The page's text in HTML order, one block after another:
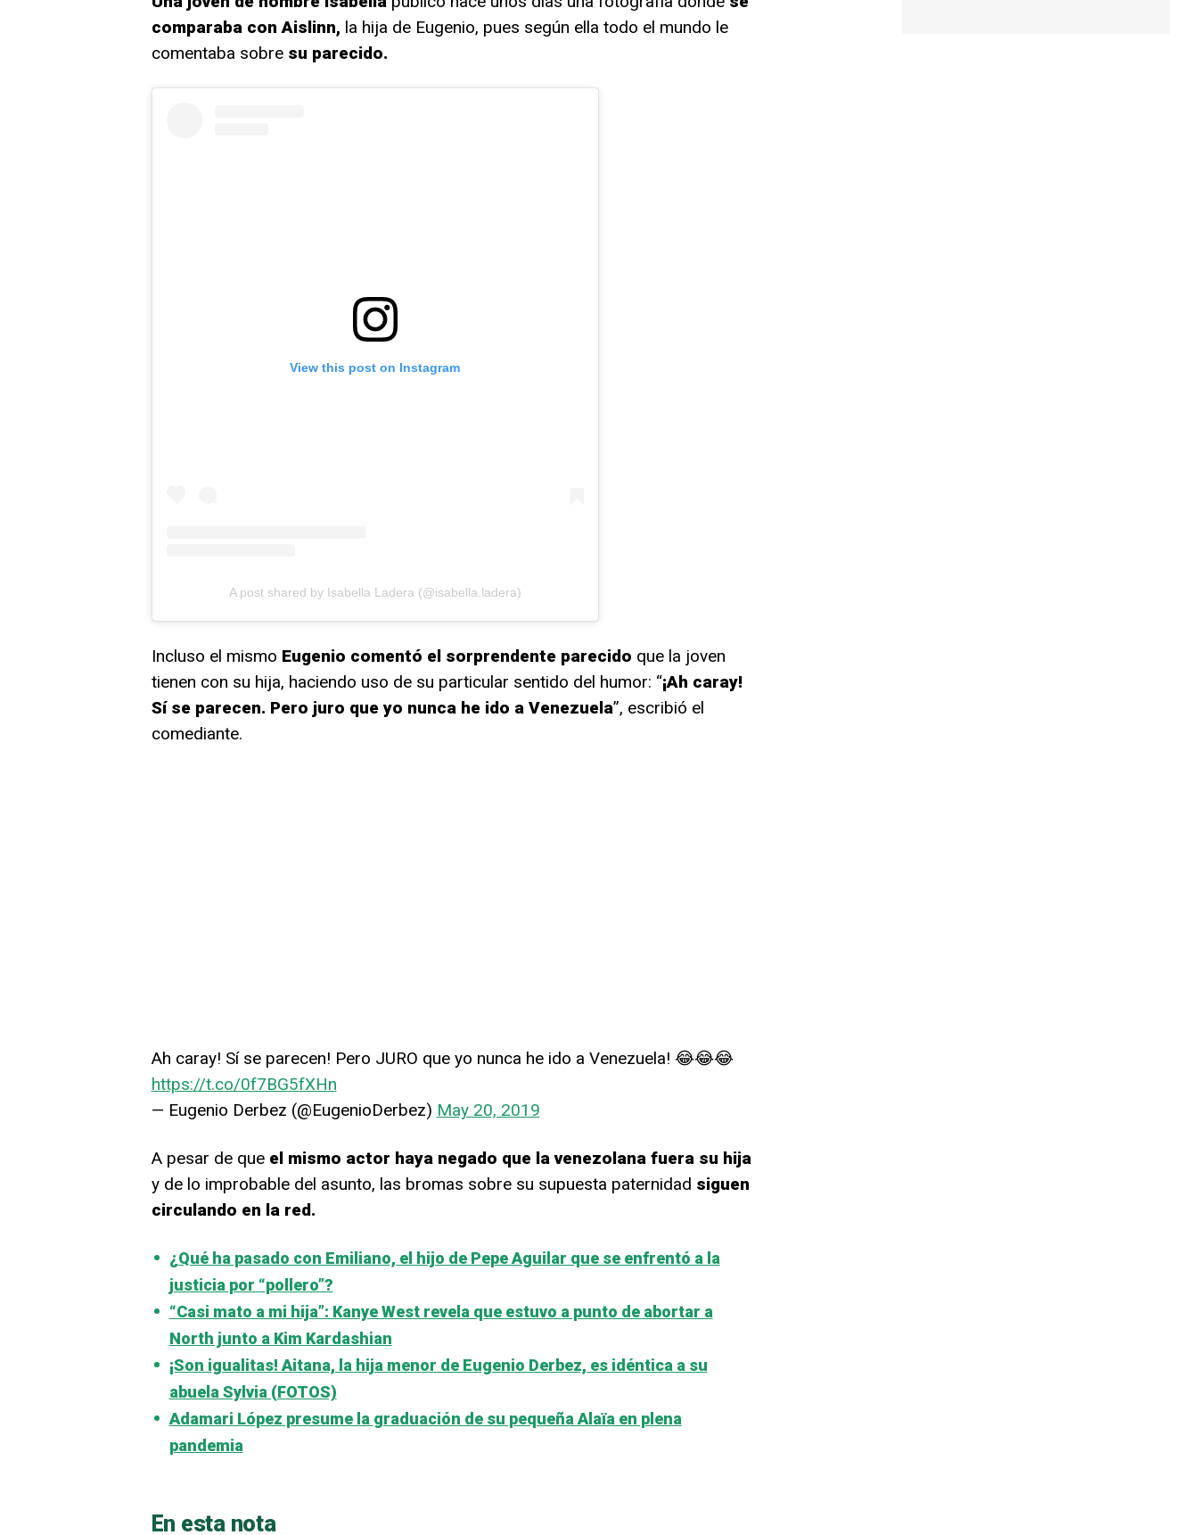
comparaba con Aislinn, la hija de Eugenio, pues según ella todo el mundo le
comentaba sobre su parecido.
View this post on Instagram
A post shared by Isabella Ladera (@isabella.ladera)
Incluso el mismo Eugenio comentó el sorprendente parecido que la joven
tienen con su hija, haciendo uso de su particular sentido del humor: “¡Ah caray!
Sí se parecen. Pero juro que yo nunca he ido a Venezuela”, escribió el
comediante.
Ah caray! Sí se parecen! Pero JURO que yo nunca he ido a Venezuela! 😂😂😂
https://t.co/0f7BG5fXHn
— Eugenio Derbez (@EugenioDerbez) May 20, 2019
A pesar de que el mismo actor haya negado que la venezolana fuera su hija
y de lo improbable del asunto, las bromas sobre su supuesta paternidad siguen
circulando en la red.
¿Qué ha pasado con Emiliano, el hijo de Pepe Aguilar que se enfrentó a la
justicia por “pollero”?
“Casi mato a mi hija”: Kanye West revela que estuvo a punto de abortar a
North junto a Kim Kardashian
¡Son igualitas! Aitana, la hija menor de Eugenio Derbez, es idéntica a su
abuela Sylvia (FOTOS)
Adamari López presume la graduación de su pequeña Alaïa en plena
pandemia
En esta nota